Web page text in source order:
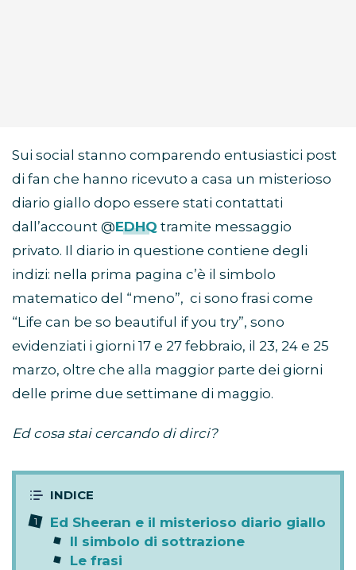
Sui social stanno comparendo entusiastici post
di fan che hanno ricevuto a casa un misterioso
diario giallo dopo essere stati contattati
dall’account @EDHQ tramite messaggio
privato. Il diario in questione contiene degli
indizi: nella prima pagina c’è il simbolo
matematico del “meno”, ci sono frasi come
“Life can be so beautiful if you try”, sono
evidenziati i giorni 17 e 27 febbraio, il 23, 24 e 25
marzo, oltre che alla maggior parte dei giorni
delle prime due settimane di maggio.
Ed cosa stai cercando di dirci?
Ed Sheeran e il misterioso diario giallo
Il simbolo di sottrazione
Le frasi